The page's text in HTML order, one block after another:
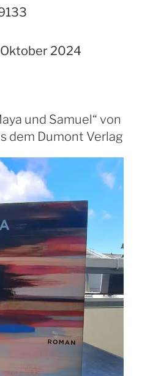
2024
und Samuel“ von
dem Dumont Verlag